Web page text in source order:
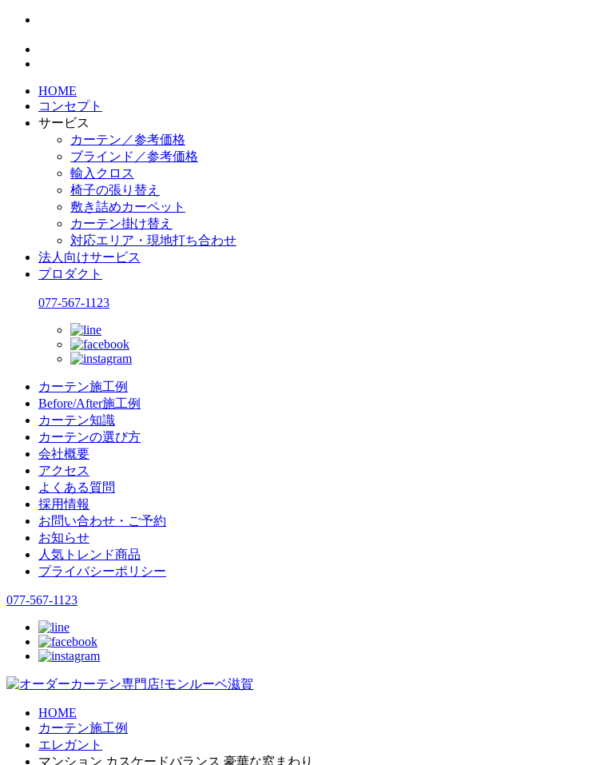
HOME
コンセプト
サービス
カーテン／参考価格
ブラインド／参考価格
輸入クロス
椅子の張り替え
敷き詰めカーペット
カーテン掛け替え
対応エリア・現地打ち合わせ
法人向けサービス
プロダクト
077-567-1123
カーテン施工例
Before/After施工例
カーテン知識
カーテンの選び方
会社概要
アクセス
よくある質問
採用情報
お問い合わせ・ご予約
お知らせ
人気トレンド商品
プライバシーポリシー
077-567-1123
HOME
カーテン施工例
エレガント
マンション カスケードバランス 豪華な窓まわり